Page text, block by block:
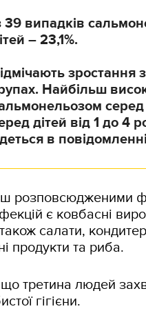
39 випадків
– 23,1%.
зростання
Найбільш
дітей від 1 до 4
в
розповсюдженими
є ковбасні
салати,
продукти та риба.
третина людей
гігієни.